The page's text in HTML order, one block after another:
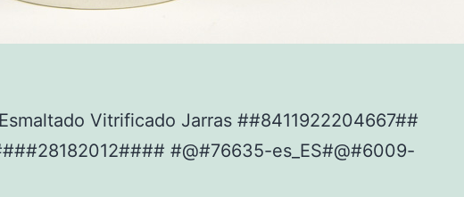
Vitrificado Jarras ##8411922204667##
#@#76635-es_ES#@#6009-